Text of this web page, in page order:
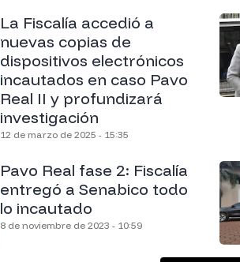
La Fiscalía accedió a
nuevas copias de
dispositivos electrónicos
incautados en caso Pavo
Real II y profundizará
investigación
12 de marzo de 2025 - 15:35
Pavo Real fase 2: Fiscalía
entregó a Senabico todo
lo incautado
8 de noviembre de 2023 - 10:59